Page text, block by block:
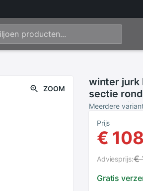
ZOOM
winter jurk
sectie
Meerdere
Prijs
€
Gratis
Adviesprijs:€